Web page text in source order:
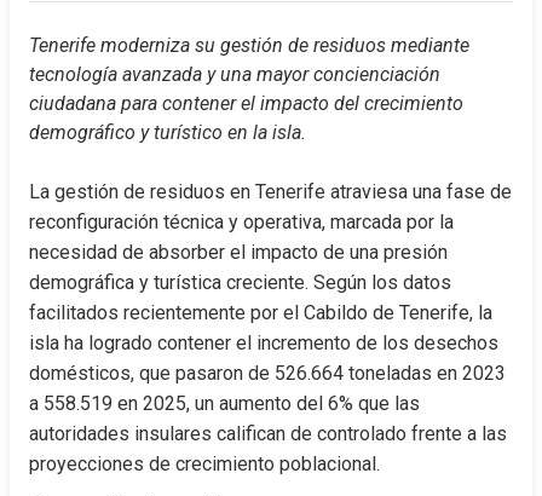
Tenerife moderniza su gestión de residuos mediante
tecnología avanzada y una mayor concienciación
ciudadana para contener el impacto del crecimiento
demográfico y turístico en la isla.
La gestión de residuos en Tenerife atraviesa una fase de
reconfiguración técnica y operativa, marcada por la
necesidad de absorber el impacto de una presión
demográfica y turística creciente. Según los datos
facilitados recientemente por el Cabildo de Tenerife, la
isla ha logrado contener el incremento de los desechos
domésticos, que pasaron de 526.664 toneladas en 2023
a 558.519 en 2025, un aumento del 6% que las
autoridades insulares califican de controlado frente a las
proyecciones de crecimiento poblacional.